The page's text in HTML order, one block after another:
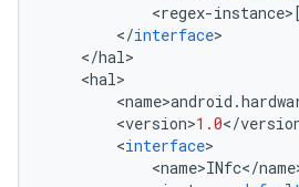
<regex-instance>[
</interface>
</hal>
<hal>
<name>android .
<version>1.0</
<interface>
<name>INfc</name